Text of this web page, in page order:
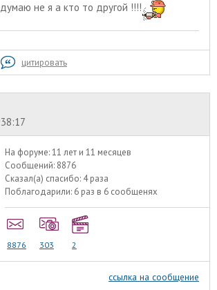
не я а кто то другой !!!!
цитировать
На форуме:11 лет и 11 месяцев
Сообщений: 8876
Сказал(а) спасибо: 4 раза
Поблагодарили: 6 раз в 6 сообщенях
8876 303 2
ссылка на сообщение